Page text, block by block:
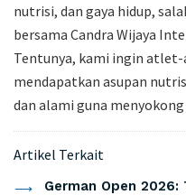
nutrisi, dan gaya hidup,
bersama Candra Wijaya
Tentunya, kami ingin
mendapatkan asupan
dan alami guna
Artikel Terkait
German Open